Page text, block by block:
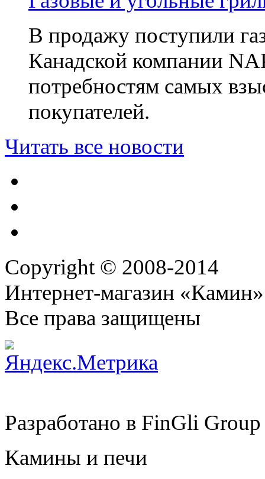
В продажу поступили
Канадской компании
потребностям самых
покупателей.
Читать все новости
Copyright © 2008-2014
Интернет-магазин «Камин»
Все права защищены
Разработано в FinGli Group
Камины и печи